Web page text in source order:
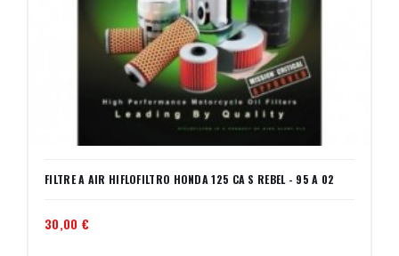
FILTRE A AIR HIFLOFILTRO HONDA 125 CA S REBEL - 95 A 02
30,00 €